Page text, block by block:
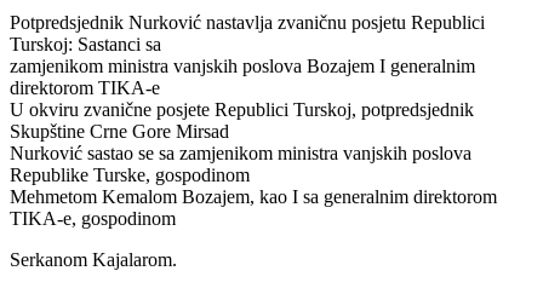
Potpredsjednik Nurković nastavlja zvaničnu posjetu Republici
Turskoj: Sastanci sa
zamjenikom ministra vanjskih poslova Bozajem I generalnim
direktorom TIKA-e
U okviru zvanične posjete Republici Turskoj, potpredsjednik
Skupštine Crne Gore Mirsad
Nurković sastao se sa zamjenikom ministra vanjskih poslova
Republike Turske, gospodinom
Mehmetom Kemalom Bozajem, kao I sa generalnim direktorom
TIKA-e, gospodinom
Serkanom Kajalarom.